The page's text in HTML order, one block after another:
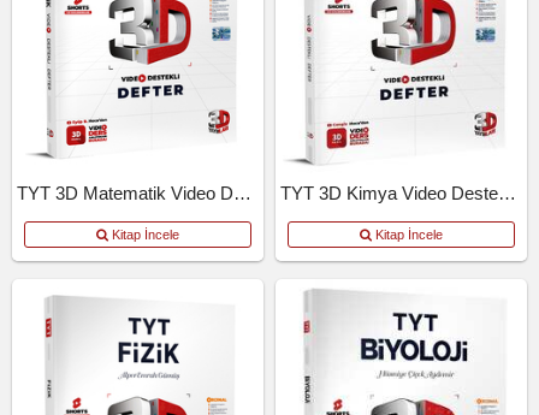
TYT 3D Matematik Video Destekli Defter
Kitap İncele
TYT 3D Kimya Video Destekli Defter
Kitap İncele